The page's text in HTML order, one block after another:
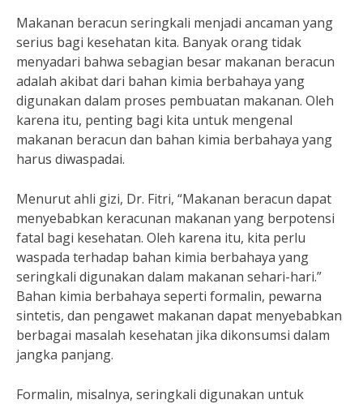
Makanan beracun seringkali menjadi ancaman yang
serius bagi kesehatan kita. Banyak orang tidak
menyadari bahwa sebagian besar makanan beracun
adalah akibat dari bahan kimia berbahaya yang
digunakan dalam proses pembuatan makanan. Oleh
karena itu, penting bagi kita untuk mengenal
makanan beracun dan bahan kimia berbahaya yang
harus diwaspadai.
Menurut ahli gizi, Dr. Fitri, “Makanan beracun dapat
menyebabkan keracunan makanan yang berpotensi
fatal bagi kesehatan. Oleh karena itu, kita perlu
waspada terhadap bahan kimia berbahaya yang
seringkali digunakan dalam makanan sehari-hari.”
Bahan kimia berbahaya seperti formalin, pewarna
sintetis, dan pengawet makanan dapat menyebabkan
berbagai masalah kesehatan jika dikonsumsi dalam
jangka panjang.
Formalin, misalnya, seringkali digunakan untuk